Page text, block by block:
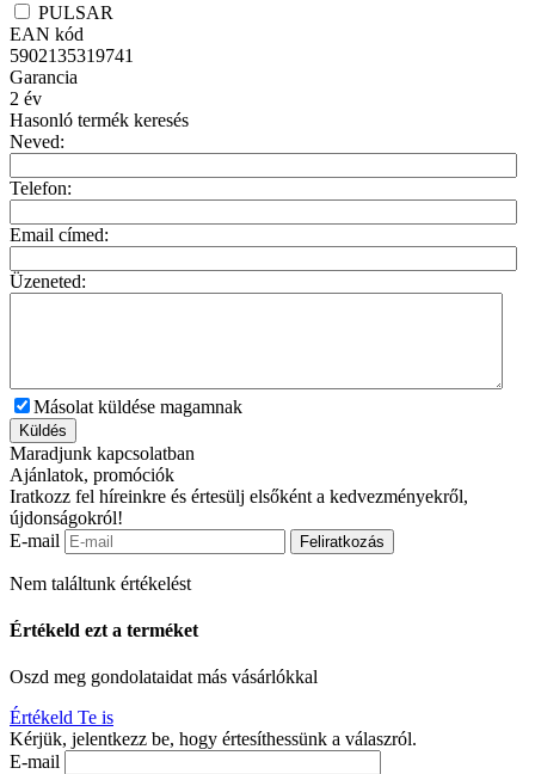
PULSAR
EAN kód
5902135319741
Garancia
2 év
Hasonló termék keresés
Neved:
Telefon:
Email címed:
Üzeneted:
Másolat küldése magamnak
Küldés
Maradjunk kapcsolatban
Ajánlatok, promóciók
Iratkozz fel híreinkre és értesülj elsőként a kedvezményekről,
újdonságokról!
E-mail
Feliratkozás
Nem találtunk értékelést
Értékeld ezt a terméket
Oszd meg gondolataidat más vásárlókkal
Értékeld Te is
Kérjük, jelentkezz be, hogy értesíthessünk a válaszról.
E-mail